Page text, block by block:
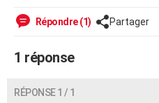
Carte de Noël
Carte Bonne année
Carte Saint-Valentin
Carte Pâques
Carte d'anniversaire
Dictionnaire
Biographies
Citations
Expressions
Proverbes
PROGRAMME TV
COPAINS D'AVANT
Répondre (1) Partager
1 réponse
RÉPONSE 1 / 1